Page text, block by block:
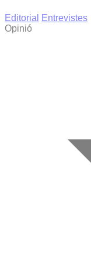
Editorial
Entrevistes
Opinió